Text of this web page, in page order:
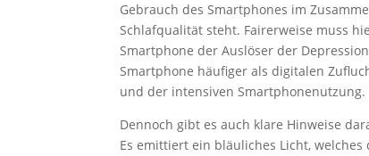
Gebrauch des Smartphones im
Schlafqualität steht. Fairerweise muss
Smartphone der Auslöser der
Smartphone häufiger als digitalen
und der intensiven Smartphonenutzung.
Dennoch gibt es auch klare Hinweise
Es emittiert ein bläuliches Licht,